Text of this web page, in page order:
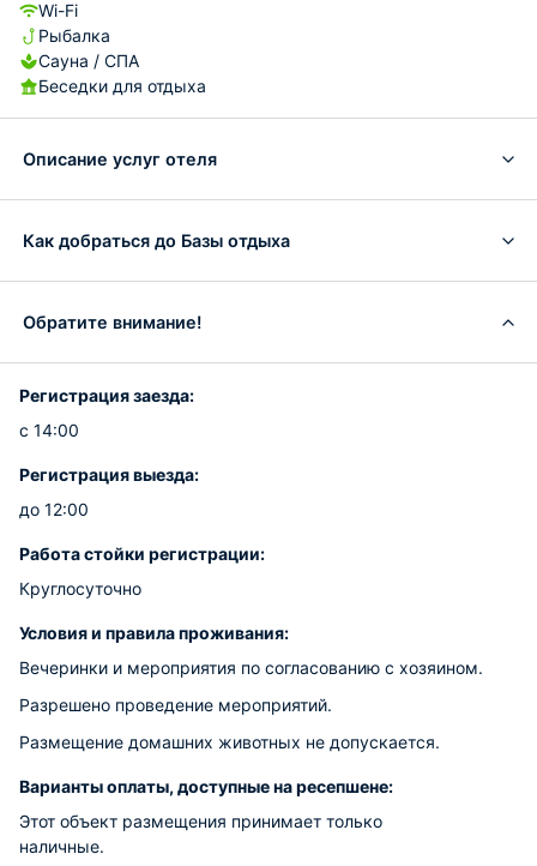
Wi-Fi
Рыбалка
Сауна / СПА
Беседки для отдыха
Описание услуг отеля
Как добраться до Базы отдыха
Обратите внимание!
Регистрация заезда:
с 14:00
Регистрация выезда:
до 12:00
Работа стойки регистрации:
Круглосуточно
Условия и правила проживания:
Вечеринки и мероприятия по согласованию с хозяином.
Разрешено проведение мероприятий.
Размещение домашних животных не допускается.
Варианты оплаты, доступные на ресепшене:
Этот объект размещения принимает только
наличные.